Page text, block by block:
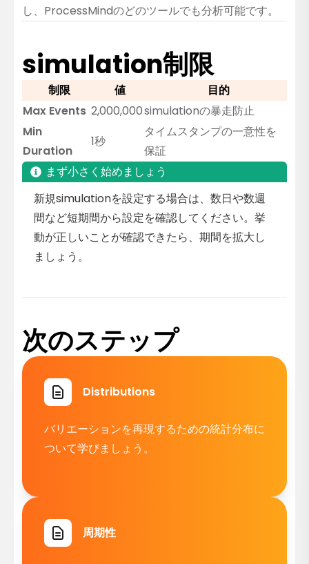
し、ProcessMindのどのツールでも分析可能です。
simulation制限
制限 値
目的
Max Events 2,000,000simulationの暴走防止
Min
Duration
1秒
タイムスタンプの一意性を
保証
まず小さく始めましょう
新規simulationを設定する場合は、数日や数週
間など短期間から設定を確認してください。挙
動が正しいことが確認できたら、期間を拡大し
ましょう。
次のステップ
Distributions
バリエーションを再現するための統計分布に
ついて学びましょう。
周期性